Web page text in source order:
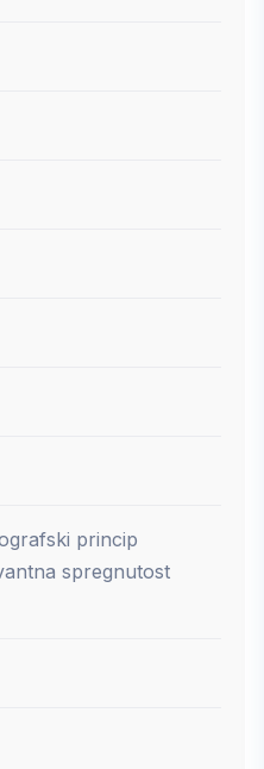
princip
spregnutost